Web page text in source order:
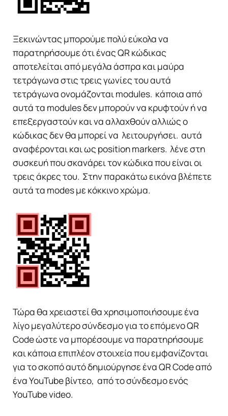
Ξεκινώντας μπορούμε πολύ εύκολα να
παρατηρήσουμε ότι ένας QR κώδικας
αποτελείται από μεγάλα άσπρα και μαύρα
τετράγωνα στις τρεις γωνίες του αυτά
τετράγωνα ονομάζονται modules. κάποια από
αυτά τα modules δεν μπορούν να κρυφτούν ή να
επεξεργαστούν και να αλλαχθούν αλλιώς ο
κώδικας δεν θα μπορεί να λειτουργήσει. αυτά
αναφέρονται και ως position markers. λένε στη
συσκευή που σκανάρει τον κώδικα που είναι οι
τρεις άκρες του. Στην παρακάτω εικόνα βλέπετε
αυτά τα modes με κόκκινο χρώμα.
Τώρα θα χρειαστεί θα χρησιμοποιήσουμε ένα
λίγο μεγαλύτερο σύνδεσμο για το επόμενο QR
Code ώστε να μπορέσουμε να παρατηρήσουμε
και κάποια επιπλέον στοιχεία που εμφανίζονται
για το σκοπό αυτό δημιούργησε ένα QR Code από
ένα YouTube βίντεο, από το σύνδεσμο ενός
YouTube video.